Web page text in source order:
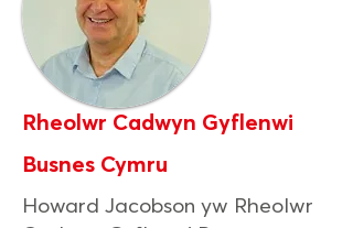
Rheolwr Cadwyn Gyflenwi
Busnes Cymru
Howard Jacobson yw Rheolwr